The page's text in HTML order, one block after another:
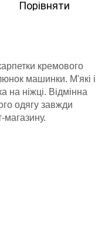
Порівняти
кремового
машинки. М'які і
на ніжці. Відмінна
одягу завжди
магазину.